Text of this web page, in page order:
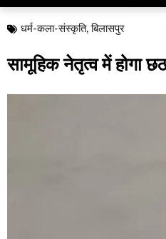
धर्म-कला-संस्कृति,बिलासपुर
सामूहिक नेतृत्व में होगा